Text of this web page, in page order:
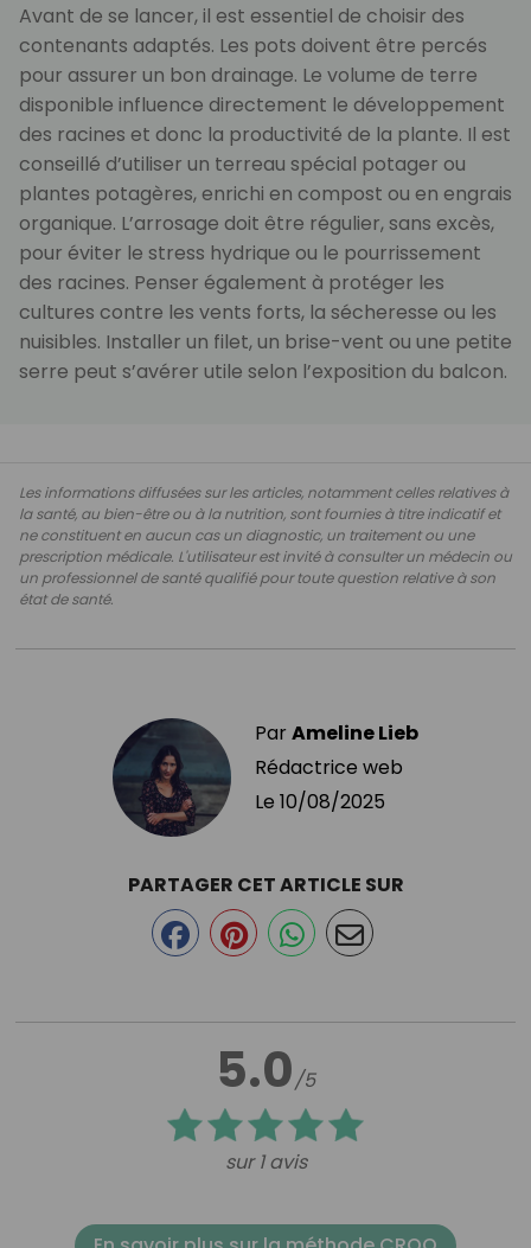
Avant de se lancer, il est essentiel de choisir des
contenants adaptés. Les pots doivent être percés
pour assurer un bon drainage. Le volume de terre
disponible influence directement le développement
des racines et donc la productivité de la plante. Il est
conseillé d’utiliser un terreau spécial potager ou
plantes potagères, enrichi en compost ou en engrais
organique. L’arrosage doit être régulier, sans excès,
pour éviter le stress hydrique ou le pourrissement
des racines. Penser également à protéger les
cultures contre les vents forts, la sécheresse ou les
nuisibles. Installer un filet, un brise-vent ou une petite
serre peut s’avérer utile selon l’exposition du balcon.
Les informations diffusées sur les articles, notamment celles relatives à
la santé, au bien-être ou à la nutrition, sont fournies à titre indicatif et
ne constituent en aucun cas un diagnostic, un traitement ou une
prescription médicale. L'utilisateur est invité à consulter un médecin ou
un professionnel de santé qualifié pour toute question relative à son
état de santé.
ParAmeline Lieb
Rédactrice web
Le 10/08/2025
5.0/5
sur 1 avis
PARTAGER CET ARTICLE SUR